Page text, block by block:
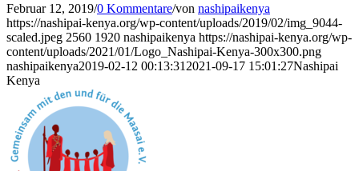
Februar 12, 2019/0 Kommentare/von nashipaikenya
https://nashipai-kenya.org/wp-content/uploads/2019/02/img_9044-
scaled.jpeg 2560 1920 nashipaikenya https://nashipai-kenya.org/wp-
content/uploads/2021/01/Logo_Nashipai-Kenya-300x300.png
nashipaikenya2019-02-12 00:13:31 2021-09-17 15:01:27Nashipai
Kenya